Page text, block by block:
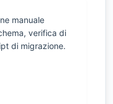
manuale
verifica di
di migrazione.